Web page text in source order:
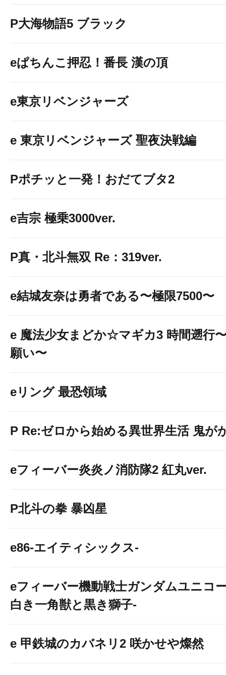
P大海物語5 ブラック
eぱちんこ押忍！番長 漢の頂
e東京リベンジャーズ
e 東京リベンジャーズ 聖夜決戦編
Pポチッと一発！おだてブタ2
e吉宗 極乗3000ver.
P真・北斗無双 Re：319ver.
e結城友奈は勇者である〜極限7500〜
e 魔法少女まどか☆マギカ3 時間遡行
願い〜
eリング 最恐領域
P Re:ゼロから始める異世界生活 鬼が
eフィーバー炎炎ノ消防隊2 紅丸ver.
P北斗の拳 暴凶星
e86-エイティシックス-
eフィーバー機動戦士ガンダムユニコ
白き一角獣と黒き獅子-
e 甲鉄城のカバネリ2 咲かせや燦然